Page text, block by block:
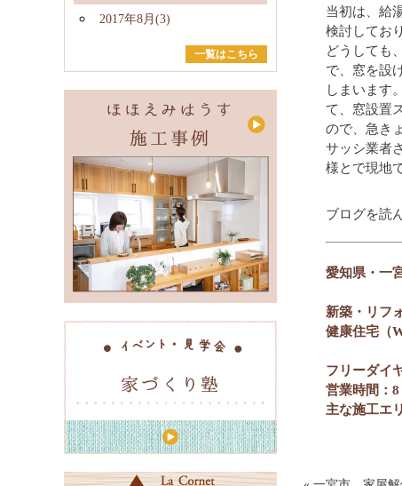
当初は、給
検討してお
どうしても
で、窓を設
しまいます
て、窓設置
ので、急きょ
サッシ業者
様とで現地
ブログを読
愛知県・一
新築・リフ
健康住宅（
フリーダイ
営業時間：
主な施工エ
2017年8月(3)
一覧はこちら